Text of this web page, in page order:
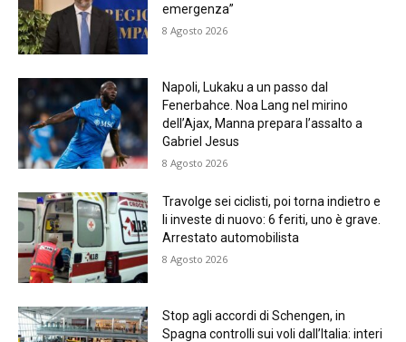
emergenza”
8 Agosto 2026
Napoli, Lukaku a un passo dal
Fenerbahce. Noa Lang nel mirino
dell’Ajax, Manna prepara l’assalto a
Gabriel Jesus
8 Agosto 2026
Travolge sei ciclisti, poi torna indietro e
li investe di nuovo: 6 feriti, uno è grave.
Arrestato automobilista
8 Agosto 2026
Stop agli accordi di Schengen, in
Spagna controlli sui voli dall’Italia: interi